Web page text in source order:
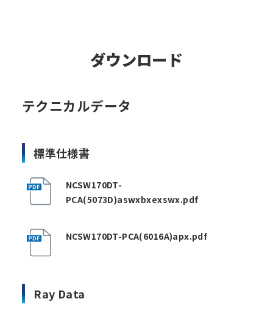
ダウンロード
テクニカルデータ
標準仕様書
NCSW170DT-
PCA(5073D)aswxbxexswx.pdf
NCSW170DT-PCA(6016A)apx.pdf
Ray Data